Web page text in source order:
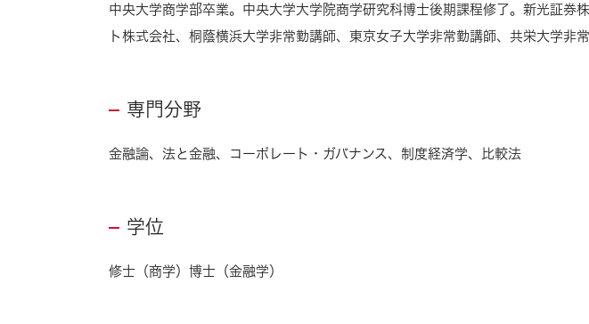
中央大学商学部卒業。中央大学大学院商学研究科博士後期課程修了。新光証券
ト株式会社、桐蔭横浜大学非常勤講師、東京女子大学非常勤講師、共栄大学
専門分野
金融論、法と金融、コーポレート・ガバナンス、制度経済学、比較法
学位
修士（商学）博士（金融学）